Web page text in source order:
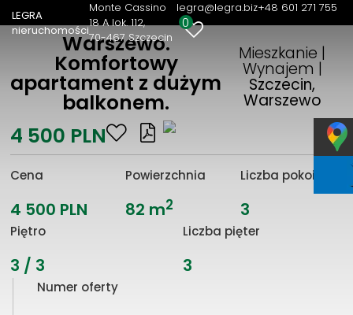
LEGRA
nieruchomości
Monte Cassino
18 A lok. 112
70-467 Szczecin
legra@legra.biz+48 601 271 755
0
Warszewo.
Komfortowy
apartament z dużym
balkonem.
Mieszkanie |
Wynajem |
Szczecin,
Warszewo
4 500 PLN
Cena
4 500 PLN
Powierzchnia
82 m2
Liczba pokoi
3
Piętro
3 / 3
Liczba pięter
3
Numer oferty